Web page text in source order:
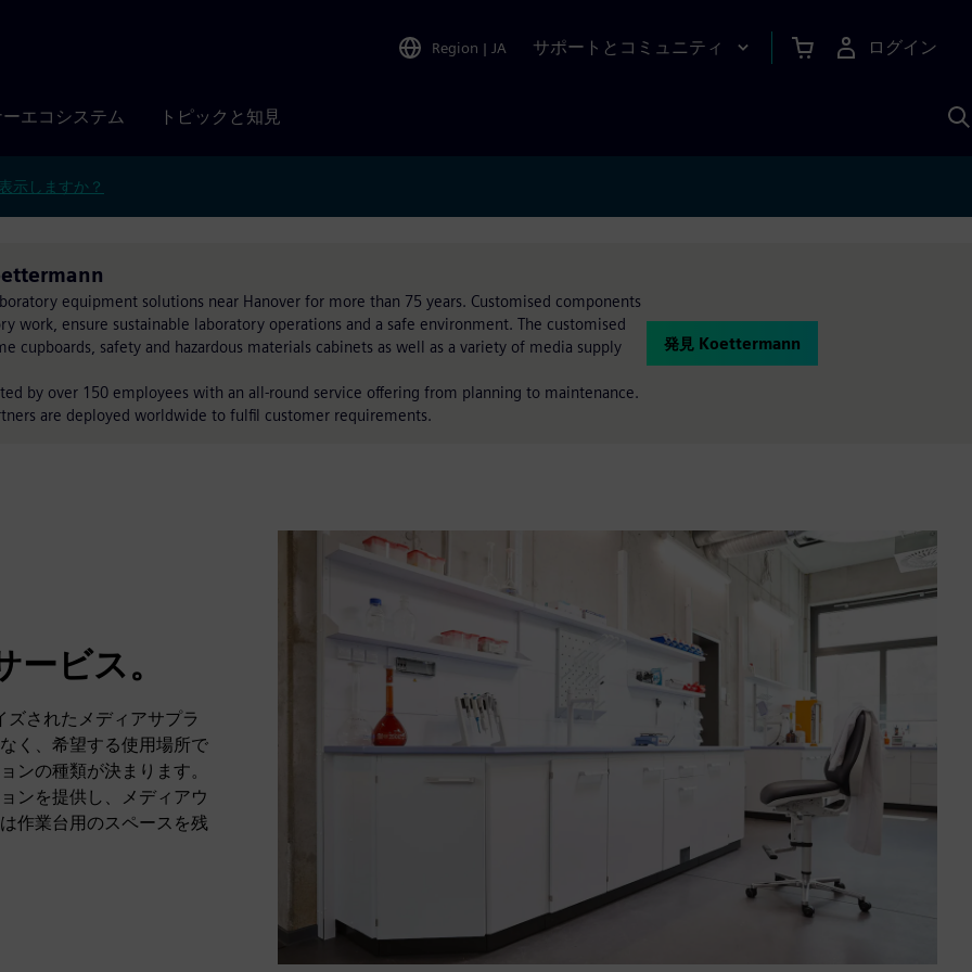
Region | JA サポートとコミュニティ ログイン
エコシステム トピックと知見
示しますか？
equipment solutions near Hanover for more than 75 years. Customised components
work, ensure sustainable laboratory operations and a safe environment. The customised
cupboards, safety and hazardous materials cabinets as well as a variety of media supply
by over 150 employees with an all-round service offering from planning to maintenance.
are deployed worldwide to fulfil customer requirements.
発見 Koettermann
ビス。
されたメディアサプラ
く、希望する使用場所で
ンの種類が決まります。
ンを提供し、メディアウ
作業台用のスペースを残